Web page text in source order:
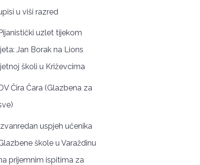
u viši razred
Pijanistički uzlet tijekom
Jan Borak na Lions
školi u Križevcima
Čira Čara (Glazbena za
uspjeh učenika
škole u Varaždinu
prijemnim ispitima za